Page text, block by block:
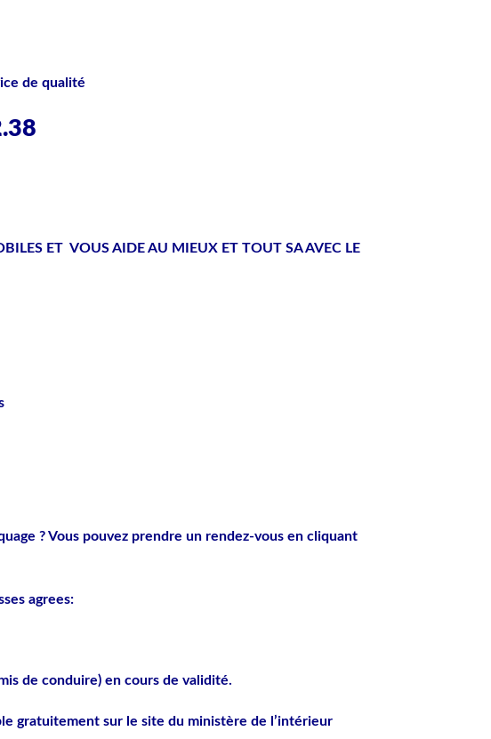
de qualité
ET VOUS AIDE AU MIEUX ET TOUT SA AVEC LE
? Vous pouvez prendre un rendez-vous en cliquant
agrees:
de conduire) en cours de validité.
gratuitement sur le site du ministère de l’intérieur